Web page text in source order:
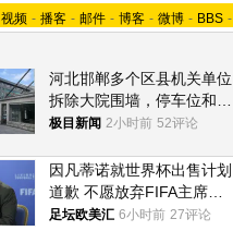
视频 - 播客 - 邮件 - 博客 - 微博 - BBS -
河北邯郸多个区县机关单位
拆除大院围墙，停车位和厕
所免费开放，当地多部门回
极目新闻 2小时前 52评论
因凡蒂诺就世界杯出售计划
道歉 不愿放弃FIFA主席职
位
足坛欧美汇 6小时前 27评论